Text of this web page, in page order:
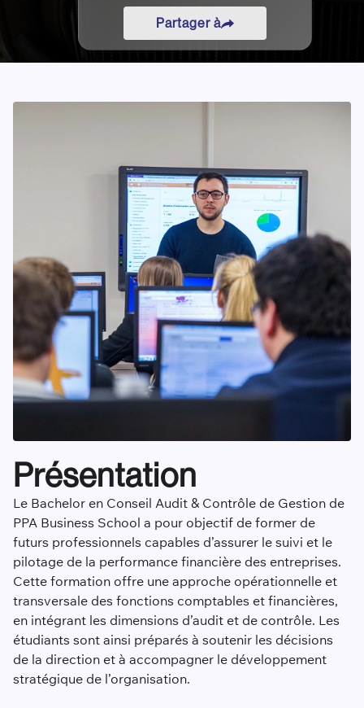
Partager à
Présentation
Le Bachelor en Conseil Audit & Contrôle de Gestion de
PPA Business School a pour objectif de former de
futurs professionnels capables d’assurer le suivi et le
pilotage de la performance financière des entreprises.
Cette formation offre une approche opérationnelle et
transversale des fonctions comptables et financières,
en intégrant les dimensions d’audit et de contrôle. Les
étudiants sont ainsi préparés à soutenir les décisions
de la direction et à accompagner le développement
stratégique de l’organisation.